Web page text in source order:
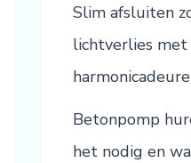
Slim afsluiten
lichtverlies met
Betonpomp
het nodig en